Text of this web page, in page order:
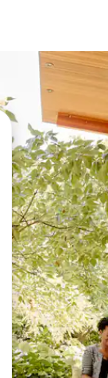
haut et vers le